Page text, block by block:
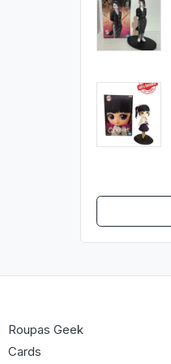
Roupas Geek
Cards